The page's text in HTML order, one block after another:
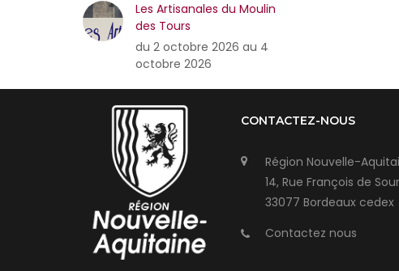
Les Artisanales du Moulin
des Tours
du 2 octobre 2026 au 4
octobre 2026
CONTACTEZ-NOUS
Région Nouvelle-
14, Rue François de
33077 Bordeaux cedex
Contactez nous